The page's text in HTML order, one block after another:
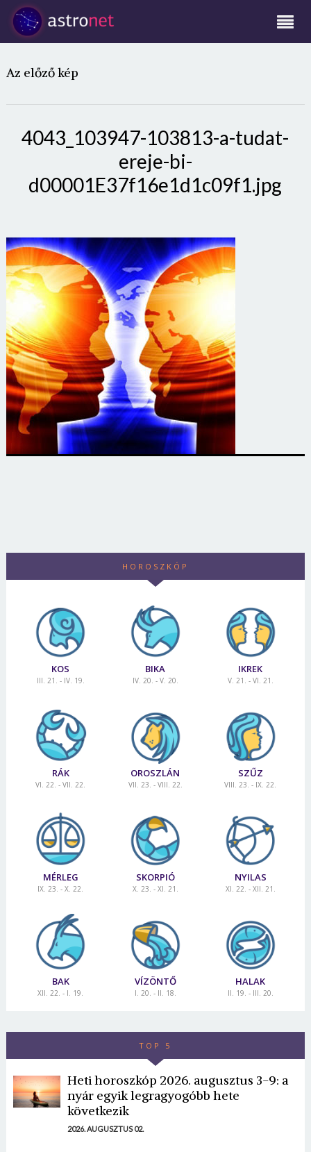
Az előző kép
4043_103947-103813-a-tudat-
ereje-bi-
d00001E37f16e1d1c09f1.jpg
HOROSZKÓP
KOS
III. 21. - IV. 19.
BIKA
IV. 20. - V. 20.
IKREK
V. 21. - VI. 21.
RÁK
VI. 22. - VII. 22.
OROSZLÁN
VII. 23. - VIII. 22.
SZŰZ
VIII. 23. - IX. 22.
MÉRLEG
IX. 23. - X. 22.
SKORPIÓ
X. 23. - XI. 21.
NYILAS
XI. 22. - XII. 21.
BAK
XII. 22. - I. 19.
VÍZÖNTŐ
I. 20. - II. 18.
HALAK
II. 19. - III. 20.
TOP 5
Heti horoszkóp 2026. augusztus 3-9: a
nyár egyik legragyogóbb hete
következik
2026. AUGUSZTUS 02.